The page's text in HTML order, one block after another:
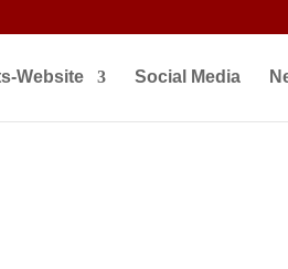
var newWindow =
Website Social Media